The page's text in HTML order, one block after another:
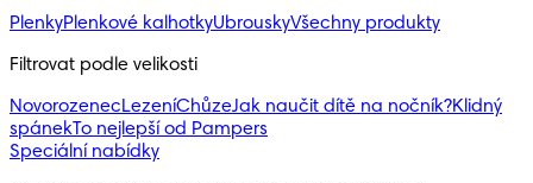
PlenkyPlenkové kalhotkyUbrouskyVšechny produkty
Filtrovat podle velikosti
NovorozenecLezeníChůzeJak naučit dítě na nočník?Klidný
spánekTo nejlepší od Pampers
Speciální nabídky